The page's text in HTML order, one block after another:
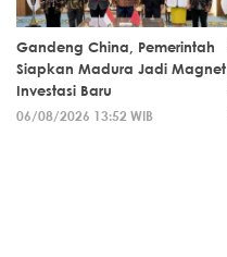
Gandeng China, Pemerintah
Siapkan Madura Jadi Magnet
Investasi Baru
06/08/2026 13:52 WIB